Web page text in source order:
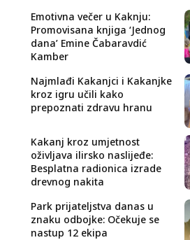
Emotivna večer u Kaknju:
Promovisana knjiga ‘Jednog
dana’ Emine Čabaravdić
Kamber
Najmlađi Kakanjci i Kakanjke
kroz igru učili kako
prepoznati zdravu hranu
Kakanj kroz umjetnost
oživljava ilirsko naslijeđe:
Besplatna radionica izrade
drevnog nakita
Park prijateljstva danas u
znaku odbojke: Očekuje se
nastup 12 ekipa